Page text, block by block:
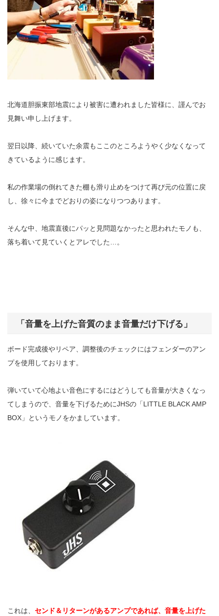
北海道胆振東部地震により被害に遭われました皆様に、謹んでお
見舞い申し上げます。
翌日以降、続いていた余震もここのところようやく少なくなって
きているように感じます。
私の作業場の倒れてきた棚も滑り止めをつけて再び元の位置に戻
し、徐々に今までどおりの姿になりつつあります。
そんな中、地震直後にパッと見問題なかったと思われたモノも、
落ち着いて見ていくとアレでした…。
「音量を上げた音質のまま音量だけ下げる」
ボード完成後やリペア、調整後のチェックにはフェンダーのアン
プを使用しております。
弾いていて心地よい音色にするにはどうしても音量が大きくなっ
てしまうので、音量を下げるためにJHSの「LITTLE BLACK AMP
BOX」というモノをかましています。
これは、 センド＆リターンがあるアンプであれば、音量を上げた